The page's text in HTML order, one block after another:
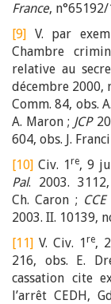
France,
[9] V. par
Chambre
relative au
décembre 2000,
Comm. 84, obs.
A. Maron ; JCP
604, obs. J.
[10] Civ. 1re, 9
Pal. 2003.
Ch. Caron ; CCE
2003. II. 10139,
[11] V. Civ. 1re,
216, obs. E.
cassation cite
l’arrêt CEDH,